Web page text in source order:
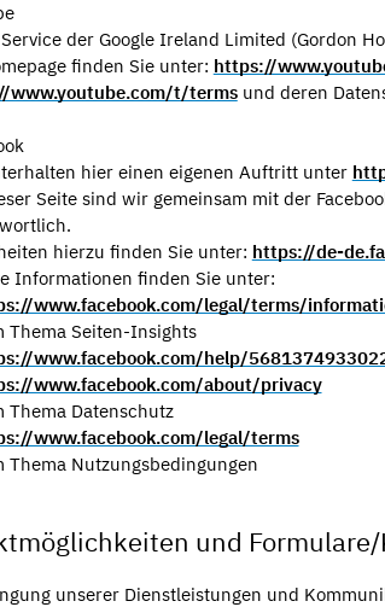
der Google Ireland Limited (Gordon
finden Sie unter: https://
www.youtube.com/t/termsund deren
hier einen eigenen Auftritt unter
Seite sind wir gemeinsam mit der
hierzu finden Sie unter: https://de-
Informationen finden Sie unter:
www.facebook.com/legal/terms/
Thema Seiten-Insights
www.facebook.com/help/
www.facebook.com/about/privacy
Thema Datenschutz
www.facebook.com/legal/terms
Thema Nutzungsbedingungen
und
unserer Dienstleistungen und